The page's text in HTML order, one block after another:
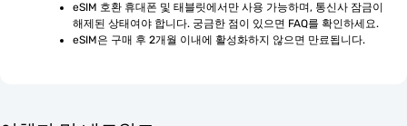
eSIM 호환 휴대폰 및 태블릿에서만 사용 가능하며, 통신사 잠금이
해제된 상태여야 합니다. 궁금한 점이 있으면 FAQ를 확인하세요.
eSIM은 구매 후 2개월 이내에 활성화하지 않으면 만료됩니다.